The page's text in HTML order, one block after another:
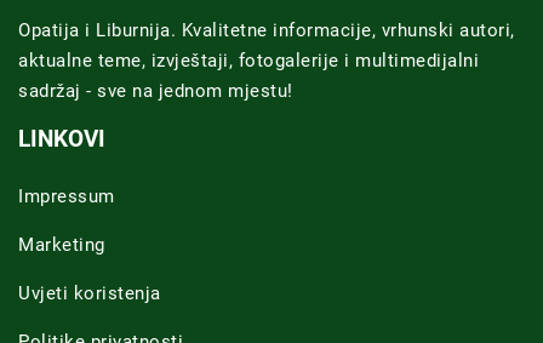
Opatija i Liburnija. Kvalitetne informacije, vrhunski autori,
aktualne teme, izvještaji, fotogalerije i multimedijalni
sadržaj - sve na jednom mjestu!
LINKOVI
Impressum
Marketing
Uvjeti koristenja